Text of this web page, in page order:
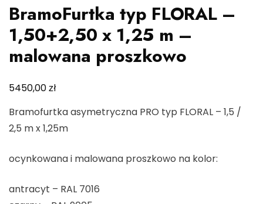
BramoFurtka typ FLORAL –
1,50+2,50 x 1,25 m –
malowana proszkowo
5450,00zł
Bramofurtka asymetryczna PRO typ FLORAL – 1,5 /
2,5 m x 1,25m
ocynkowana i malowana proszkowo na kolor:
antracyt – RAL 7016